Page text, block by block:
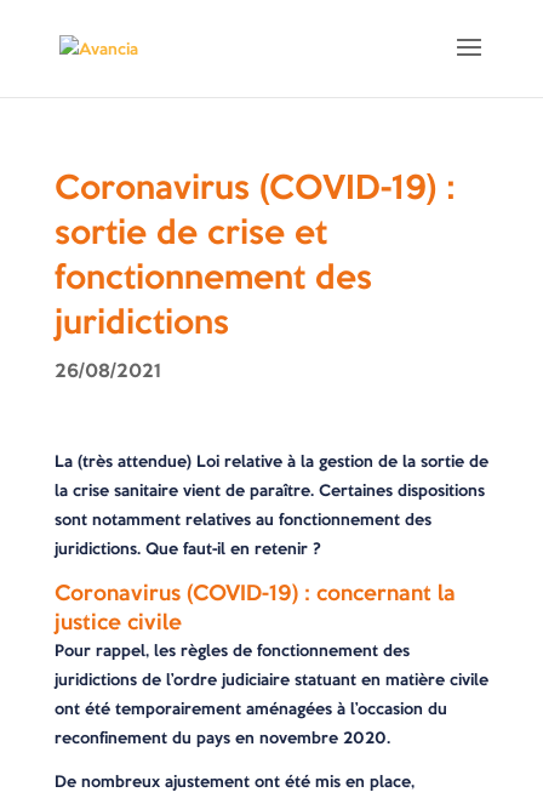
Coronavirus (COVID-19) :
sortie de crise et
fonctionnement des
juridictions
26/08/2021
La (très attendue) Loi relative à la gestion de la sortie de
la crise sanitaire vient de paraître. Certaines dispositions
sont notamment relatives au fonctionnement des
juridictions. Que faut-il en retenir ?
Coronavirus (COVID-19) : concernant la
justice civile
Pour rappel, les règles de fonctionnement des
juridictions de l’ordre judiciaire statuant en matière civile
ont été temporairement aménagées à l’occasion du
reconfinement du pays en novembre 2020.
De nombreux ajustement ont été mis en place,